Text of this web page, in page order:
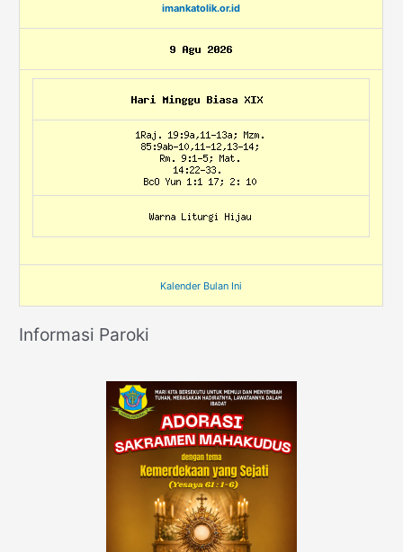
imankatolik.or.id
Kalender Bulan Ini
Informasi Paroki